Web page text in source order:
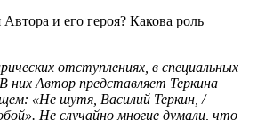
и его героя? Какова роль
отступлениях, в специальных
них Автор представляет Теркина
«Не шутя, Василий Теркин, /
Не случайно многие думали, что